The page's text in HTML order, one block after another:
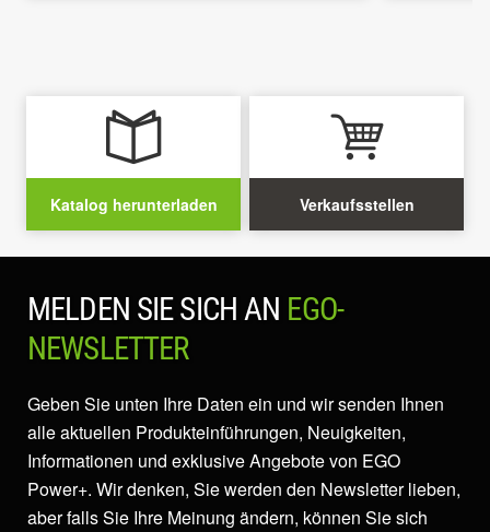
Katalog herunterladen Verkaufsstellen
MELDEN SIE SICH AN EGO-
NEWSLETTER
Geben Sie unten Ihre Daten ein und wir senden Ihnen
alle aktuellen Produkteinführungen, Neuigkeiten,
Informationen und exklusive Angebote von EGO
Power+. Wir denken, Sie werden den Newsletter lieben,
aber falls Sie Ihre Meinung ändern, können Sie sich